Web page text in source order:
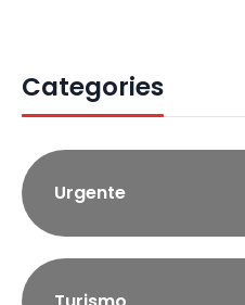
Categories
Urgente